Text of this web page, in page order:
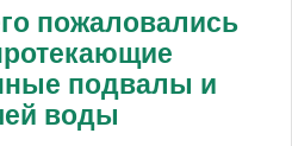
пожаловались
подвалы и
воды